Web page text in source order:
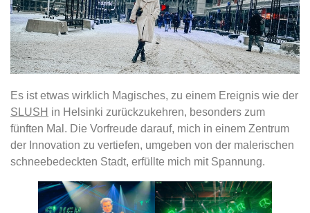
Es ist etwas wirklich Magisches, zu einem Ereignis wie der
SLUSH in Helsinki zurückzukehren, besonders zum
fünften Mal. Die Vorfreude darauf, mich in einem Zentrum
der Innovation zu vertiefen, umgeben von der malerischen
schneebedeckten Stadt, erfüllte mich mit Spannung.